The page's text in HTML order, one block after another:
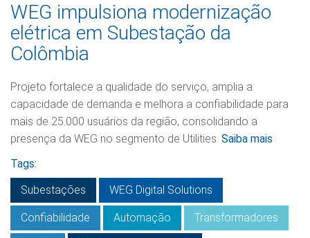
WEG impulsiona modernização
elétrica em Subestação da
Colômbia
Projeto fortalece a qualidade do serviço, amplia a
capacidade de demanda e melhora a confiabilidade para
mais de 25.000 usuários da região, consolidando a
presença da WEG no segmento de Utilities. Saiba mais
Tags:
Subestações
WEG Digital Solutions
Confiabilidade Automação Transformadores